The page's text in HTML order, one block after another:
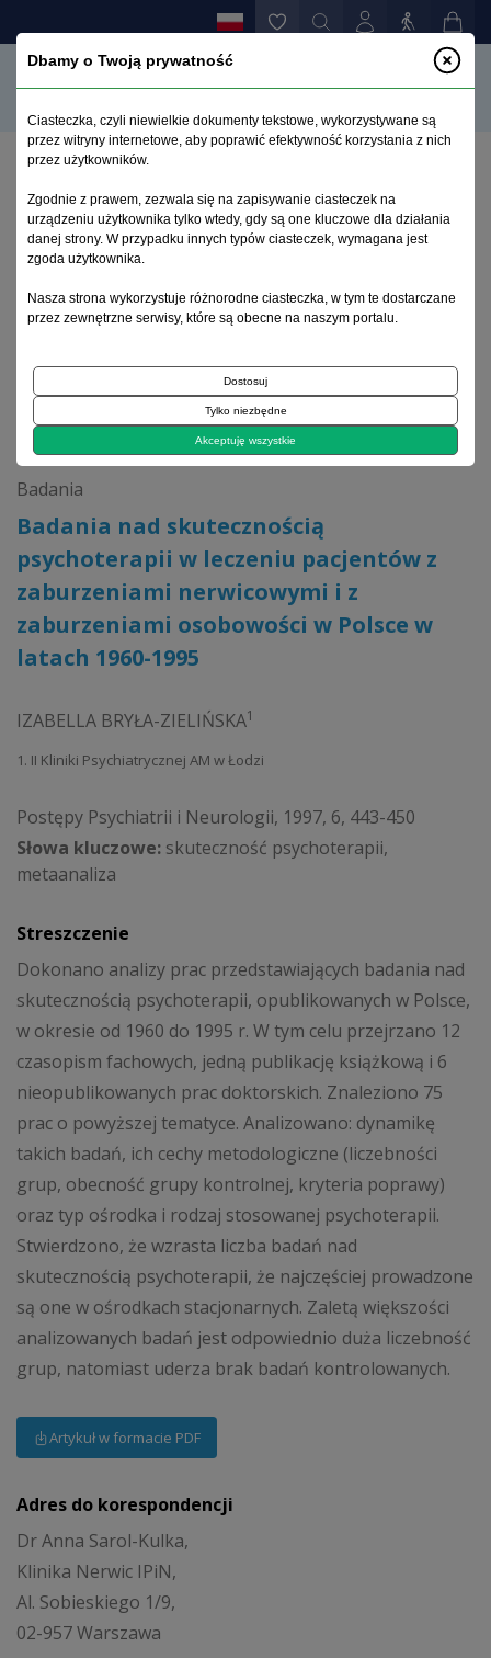
Badania nad skutecznością psychoterapii w leczeniu
pacjentów z zaburzeniami nerwicowymi i z
zaburzeniami osobowości w Polsce w latach 1960-
1995
1997, tom 6, zeszyt 4
Badania
Badania nad skutecznością
psychoterapii w leczeniu pacjentów z
zaburzeniami nerwicowymi i z
zaburzeniami osobowości w Polsce w
latach 1960-1995
IZABELLA BRYŁA-ZIELIŃSKA1
1. II Kliniki Psychiatrycznej AM w Łodzi
Postępy Psychiatrii i Neurologii, 1997, 6, 443-450
Słowa kluczowe: skuteczność psychoterapii,
metaanaliza
Streszczenie
Dokonano analizy prac przedstawiających badania nad
skutecznością psychoterapii, opublikowanych w Polsce,
w okresie od 1960 do 1995 r. W tym celu przejrzano 12
czasopism fachowych, jedną publikację książkową i 6
nieopublikowanych prac doktorskich. Znaleziono 75
prac o powyższej tematyce. Analizowano: dynamikę
takich badań, ich cechy metodologiczne (liczebności
grup, obecność grupy kontrolnej, kryteria poprawy)
oraz typ ośrodka i rodzaj stosowanej psychoterapii.
Stwierdzono, że wzrasta liczba badań nad
skutecznością psychoterapii, że najczęściej prowadzone
są one w ośrodkach stacjonarnych. Zaletą większości
analizowanych badań jest odpowiednio duża liczebność
grup, natomiast uderza brak badań kontrolowanych.
Artykuł w formacie PDF
Adres do korespondencji
Dr Anna Sarol-Kulka,
Klinika Nerwic IPiN,
Al. Sobieskiego 1/9,
02-957 Warszawa
Dbamy o Twoją prywatność
Ciasteczka, czyli niewielkie dokumenty tekstowe, wykorzystywane są
przez witryny internetowe, aby poprawić efektywność korzystania z nich
przez użytkowników.
Zgodnie z prawem, zezwala się na zapisywanie ciasteczek na
urządzeniu użytkownika tylko wtedy, gdy są one kluczowe dla działania
danej strony. W przypadku innych typów ciasteczek, wymagana jest
zgoda użytkownika.
Nasza strona wykorzystuje różnorodne ciasteczka, w tym te dostarczane
przez zewnętrzne serwisy, które są obecne na naszym portalu.
Dostosuj
Tylko niezbędne
Akceptuję wszystkie